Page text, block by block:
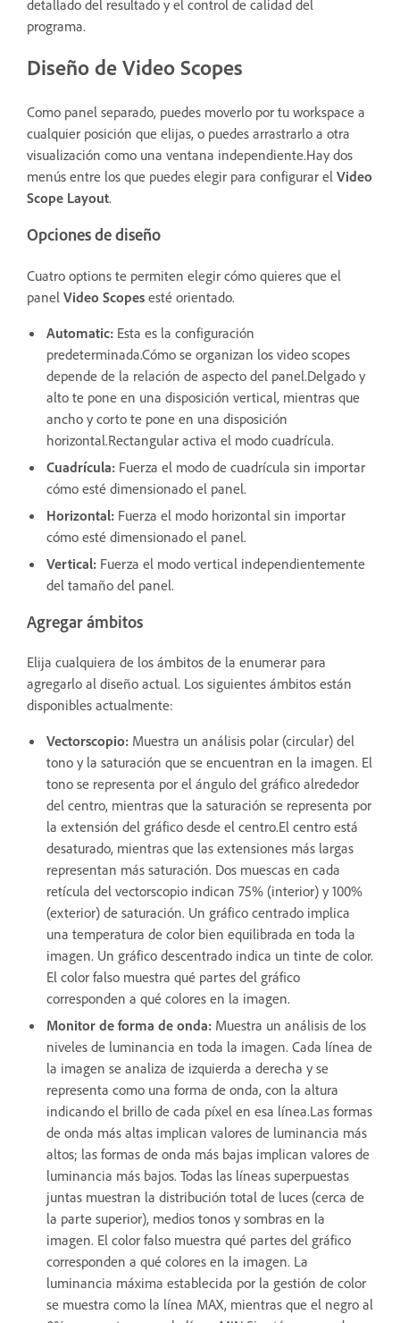
detallado del resultado y el control de calidad del
programa.
Diseño de Video Scopes
Como panel separado, puedes moverlo por tu workspace a
cualquier posición que elijas, o puedes arrastrarlo a otra
visualización como una ventana independiente.Hay dos
menús entre los que puedes elegir para configurar el Video
Scope Layout.
Opciones de diseño
Cuatro options te permiten elegir cómo quieres que el
panel Video Scopes esté orientado.
Automatic: Esta es la configuración
predeterminada.Cómo se organizan los video scopes
depende de la relación de aspecto del panel.Delgado y
alto te pone en una disposición vertical, mientras que
ancho y corto te pone en una disposición
horizontal.Rectangular activa el modo cuadrícula.
Cuadrícula: Fuerza el modo de cuadrícula sin importar
cómo esté dimensionado el panel.
Horizontal: Fuerza el modo horizontal sin importar
cómo esté dimensionado el panel.
Vertical: Fuerza el modo vertical independientemente
del tamaño del panel.
Agregar ámbitos
Elija cualquiera de los ámbitos de la enumerar para
agregarlo al diseño actual. Los siguientes ámbitos están
disponibles actualmente:
Vectorscopio: Muestra un análisis polar (circular) del
tono y la saturación que se encuentran en la imagen. El
tono se representa por el ángulo del gráfico alrededor
del centro, mientras que la saturación se representa por
la extensión del gráfico desde el centro.El centro está
desaturado, mientras que las extensiones más largas
representan más saturación. Dos muescas en cada
retícula del vectorscopio indican 75% (interior) y 100%
(exterior) de saturación. Un gráfico centrado implica
una temperatura de color bien equilibrada en toda la
imagen. Un gráfico descentrado indica un tinte de color.
El color falso muestra qué partes del gráfico
corresponden a qué colores en la imagen.
Monitor de forma de onda: Muestra un análisis de los
niveles de luminancia en toda la imagen. Cada línea de
la imagen se analiza de izquierda a derecha y se
representa como una forma de onda, con la altura
indicando el brillo de cada píxel en esa línea.Las formas
de onda más altas implican valores de luminancia más
altos; las formas de onda más bajas implican valores de
luminancia más bajos. Todas las líneas superpuestas
juntas muestran la distribución total de luces (cerca de
la parte superior), medios tonos y sombras en la
imagen. El color falso muestra qué partes del gráfico
corresponden a qué colores en la imagen. La
luminancia máxima establecida por la gestión de color
se muestra como la línea MAX, mientras que el negro al